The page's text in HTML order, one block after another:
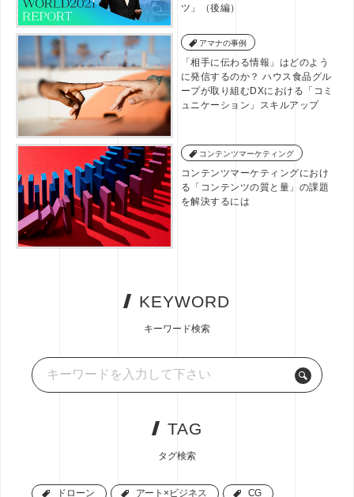
ツ」（後編）
アマナの事例
「相手に伝わる情報」はどのよう
に発信するのか？ ハウス食品グル
ープが取り組むDXにおける「コミ
ュニケーション」スキルアップ
コンテンツマーケティング
コンテンツマーケティングにおけ
る「コンテンツの質と量」の課題
を解決するには
KEYWORD
キーワード検索
TAG
タグ検索
ドローン
ドローン アート×ビジネス
アート×ビジネス CG
CG